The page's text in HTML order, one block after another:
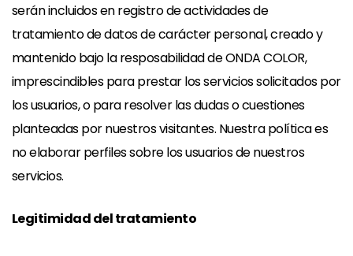
serán incluidos en registro de actividades de
tratamiento de datos de carácter personal, creado y
mantenido bajo la resposabilidad de ONDA COLOR,
imprescindibles para prestar los servicios solicitados por
los usuarios, o para resolver las dudas o cuestiones
planteadas por nuestros visitantes. Nuestra política es
no elaborar perfiles sobre los usuarios de nuestros
servicios.
Legitimidad del tratamiento